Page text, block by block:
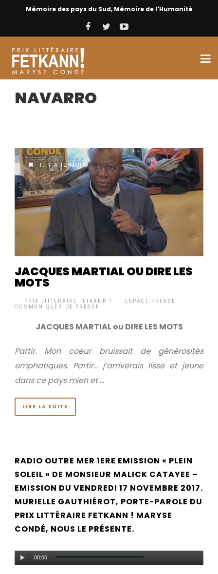
Mémoire des pays du Sud, Mémoire de l'Humanité
NAVARRO
IL Y A 12 MOIS
JACQUES MARTIAL OU DIRE LES
MOTS
PRIX LITTÉRAIRE FETKANN ! ESPACE PRESSE
COMMUNIQUÉS DE PRESSE
JACQUES MARTIAL ou DIRE LES MOTS
Partir. Mon coeur bruissait de générosités
emphatiques. Partir… j’arriverais lisse et jeune
dans ce pays mien et …
LIRE LA SUITE
RADIO OUTRE MER 1ERE EMISSION « PLEIN
SOLEIL » DE MONSIEUR MALICK CATAYEE –
EMISSION DU VENDREDI 17 NOVEMBRE 2017.
MURIELLE GAUTHIÉROT, PORTE-PAROLE DU
PRIX LITTÉRAIRE FETKANN ! MARYSE
CONDÉ, NOUS LE PRÉSENTE.
Lecteur00:00